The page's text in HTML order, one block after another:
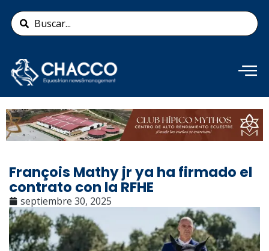
contenido
Search
...
Añade aquí tu texto de
cabecera
François Mathy jr ya ha firmado el
contrato con la RFHE
septiembre 30, 2025